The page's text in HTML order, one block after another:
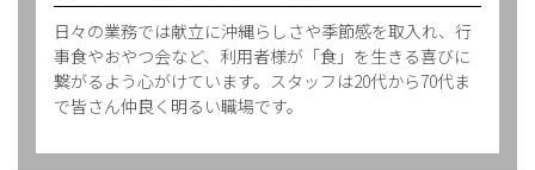
日々の業務では献立に沖縄らしさや季節感を取入れ、行
事食やおやつ会など、利用者様が「食」を生きる喜びに
繋がるよう心がけています。スタッフは20代から70代ま
で皆さん仲良く明るい職場です。